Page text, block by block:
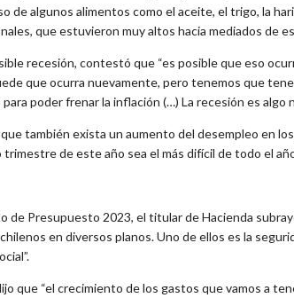
de algunos alimentos como el aceite, el trigo, la
que estuvieron muy altos hacia mediados de
recesión, contestó que “es posible que eso
que ocurra nuevamente, pero tenemos que
poder frenar la inflación (…) La recesión es algo
también exista un aumento del desempleo en
de este año sea el más difícil de todo el
de Presupuesto 2023, el titular de Hacienda
en diversos planos. Uno de ellos es la
que “el crecimiento de los gastos que vamos a